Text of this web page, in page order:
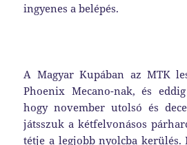
ingyenes a belépés.
A Magyar Kupában az MTK
Phoenix Mecano-nak, és
hogy november utolsó és
játsszuk a kétfelvonásos
tétje a legjobb nyolcba kerülés.